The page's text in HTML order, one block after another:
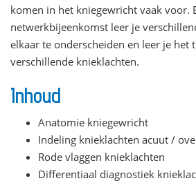
komen in het kniegewricht vaak voor.
netwerkbijeenkomst leer je
elkaar te onderscheiden en leer je het
verschillende knieklachten.
Inhoud
Anatomie kniegewricht
Indeling knieklachten acuut /
Rode vlaggen knieklachten
Differentiaal diagnostiek